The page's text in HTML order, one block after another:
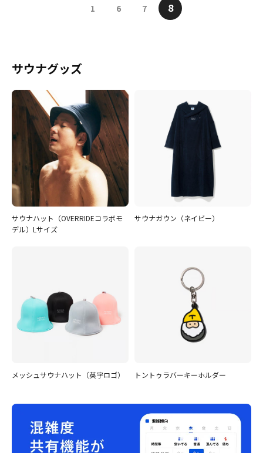
1 6 7 8
サウナグッズ
サウナハット（OVERRIDEコラボモ
デル）Lサイズ
サウナガウン（ネイビー）
メッシュサウナハット（英字ロゴ） トントゥラバーキーホルダー